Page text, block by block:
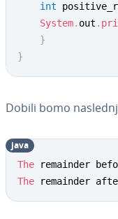
int
System. out .
}
}
Dobili bomo
The remainder
The remainder
java